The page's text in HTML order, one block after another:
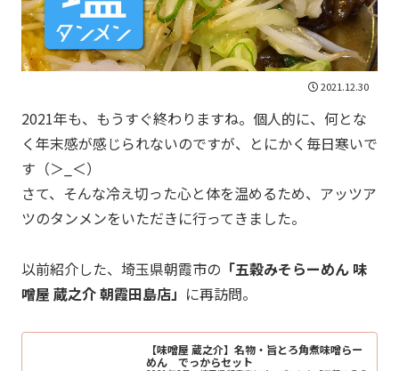
2021.12.30
2021年も、もうすぐ終わりますね。個人的に、何とな
く年末感が感じられないのですが、とにかく毎日寒いで
す（＞_＜）
さて、そんな冷え切った心と体を温めるため、アッツア
ツのタンメンをいただきに行ってきました。
以前紹介した、埼玉県朝霞市の 「五穀みそらーめん 味
噌屋 蔵之介 朝霞田島店」 に再訪問。
【味噌屋 蔵之介】名物・旨とろ角煮味噌らー
めん でっからセット